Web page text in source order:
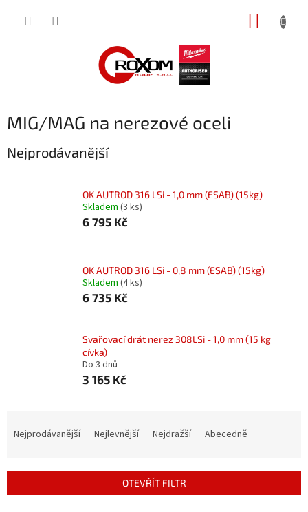
MIG/MAG na nerezové oceli
Nejprodávanější
OK AUTROD 316 LSi - 1,0 mm (ESAB) (15kg)
Skladem (3 ks)
6 795 Kč
OK AUTROD 316 LSi - 0,8 mm (ESAB) (15kg)
Skladem (4 ks)
6 735 Kč
Svařovací drát nerez 308LSi - 1,0 mm (15 kg
cívka)
Do 3 dnů
3 165 Kč
í
Nejprodávanější Nejlevnější Nejdražší Abecedně
OTEVŘÍT FILTR